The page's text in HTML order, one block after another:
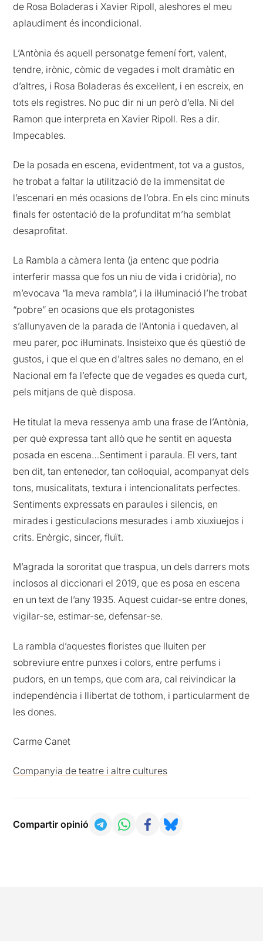
de Rosa Boladeras i Xavier Ripoll, aleshores el meu
aplaudiment és incondicional.
L’Antònia és aquell personatge femení fort, valent,
tendre, irònic, còmic de vegades i molt dramàtic en
d’altres, i Rosa Boladeras és excel·lent, i en escreix, en
tots els registres. No puc dir ni un però d’ella. Ni del
Ramon que interpreta en Xavier Ripoll. Res a dir.
Impecables.
De la posada en escena, evidentment, tot va a gustos,
he trobat a faltar la utilització de la immensitat de
l’escenari en més ocasions de l’obra. En els cinc minuts
finals fer ostentació de la profunditat m’ha semblat
desaprofitat.
La Rambla a càmera lenta (ja entenc que podria
interferir massa que fos un niu de vida i cridòria), no
m’evocava “la meva rambla”, i la il·luminació l’he trobat
“pobre” en ocasions que els protagonistes
s’allunyaven de la parada de l’Antonia i quedaven, al
meu parer, poc il·luminats. Insisteixo que és qüestió de
gustos, i que el que en d’altres sales no demano, en el
Nacional em fa l’efecte que de vegades es queda curt,
pels mitjans de què disposa.
He titulat la meva ressenya amb una frase de l’Antònia,
per què expressa tant allò que he sentit en aquesta
posada en escena…Sentiment i paraula. El vers, tant
ben dit, tan entenedor, tan col·loquial, acompanyat dels
tons, musicalitats, textura i intencionalitats perfectes.
Sentiments expressats en paraules i silencis, en
mirades i gesticulacions mesurades i amb xiuxiuejos i
crits. Enèrgic, sincer, fluït.
M’agrada la sororitat que traspua, un dels darrers mots
inclosos al diccionari el 2019, que es posa en escena
en un text de l’any 1935. Aquest cuidar-se entre dones,
vigilar-se, estimar-se, defensar-se.
La rambla d’aquestes floristes que lluiten per
sobreviure entre punxes i colors, entre perfums i
pudors, en un temps, que com ara, cal reivindicar la
independència i llibertat de tothom, i particularment de
les dones.
Carme Canet
Companyia de teatre i altre cultures
Compartir opinió